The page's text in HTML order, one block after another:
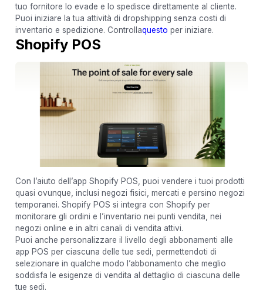
tuo fornitore lo evade e lo spedisce direttamente al cliente.
Puoi iniziare la tua attività di dropshipping senza costi di
inventario e spedizione. Controllaquesto per iniziare.
Shopify POS
Con l’aiuto dell’app Shopify POS, puoi vendere i tuoi prodotti
quasi ovunque, inclusi negozi fisici, mercati e persino negozi
temporanei. Shopify POS si integra con Shopify per
monitorare gli ordini e l’inventario nei punti vendita, nei
negozi online e in altri canali di vendita attivi.
Puoi anche personalizzare il livello degli abbonamenti alle
app POS per ciascuna delle tue sedi, permettendoti di
selezionare in qualche modo l’abbonamento che meglio
soddisfa le esigenze di vendita al dettaglio di ciascuna delle
tue sedi.